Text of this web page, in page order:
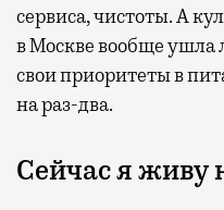
сервиса, чистоты. А
в Москве вообще ушла
свои приоритеты в
на раз-два.
Сейчас я живу